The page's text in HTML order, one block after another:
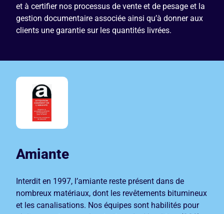
et à certifier nos processus de vente et de pesage et la
gestion documentaire associée ainsi qu’à donner aux
clients une garantie sur les quantités livrées.
Amiante
Interdit en 1997, l’amiante reste présent dans de
nombreux matériaux, dont les revêtements bitumineux
et les canalisations. Nos équipes sont habilités pour